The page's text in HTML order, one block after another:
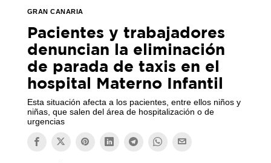
GRAN CANARIA
Pacientes y trabajadores
denuncian la eliminación
de parada de taxis en el
hospital Materno Infantil
Esta situación afecta a los pacientes, entre ellos niños y
niñas, que salen del área de hospitalización o de
urgencias